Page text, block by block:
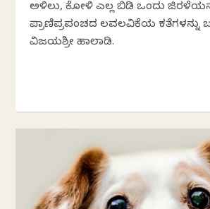
ಅಳಿಲು, ಕೋಳಿ ಎಲ್ಲ ಬಿಡಿ ಒಂದು
ಪ್ರಾಣಿಪ್ರಪಂಚದ ಲವಲವಿಕೆಯ ಕತೆಗಳನ್ನು
ವಿಜಯಶ್ರೀ ಹಾಲಾಡಿ.